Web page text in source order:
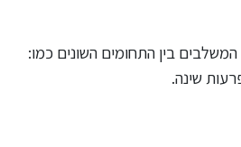
בין התחומים השונים כמו:
שינה.